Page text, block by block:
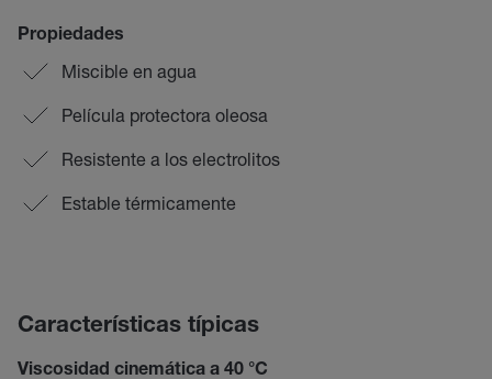
Propiedades
Miscible en agua
Película protectora oleosa
Resistente a los electrolitos
Estable térmicamente
Características típicas
Viscosidad cinemática a 40 °C